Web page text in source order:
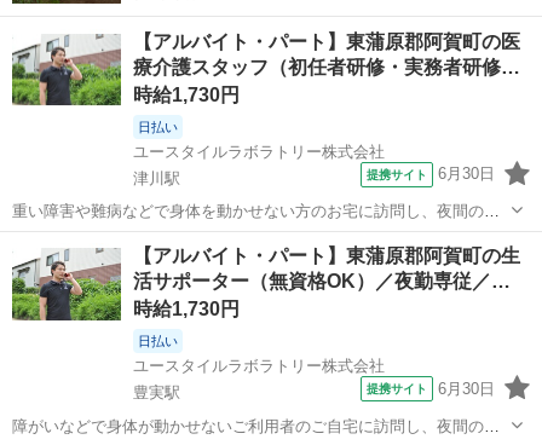
【アルバイト・パート】東蒲原郡阿賀町の医
療介護スタッフ（初任者研修・実務者研修…
時給1,730円
日払い
ユースタイルラボラトリー株式会社
津川駅
提携サイト 6月30日
重い障害や難病などで身体を動かせない方のお宅に訪問し、夜間の見
守りケアを行うお仕事です。もちろん直行直帰OK。 【サービス】 訪
問介護（夜勤） 【仕事内容】 主なお仕事は高齢者・障がいのある方の
就寝時の見守りがメインのお...
東蒲原郡 津川駅 介護
【アルバイト・パート】東蒲原郡阿賀町の生
活サポーター（無資格OK）／夜勤専従／…
時給1,730円
日払い
ユースタイルラボラトリー株式会社
豊実駅
提携サイト 6月30日
障がいなどで身体が動かせないご利用者のご自宅に訪問し、夜間の見